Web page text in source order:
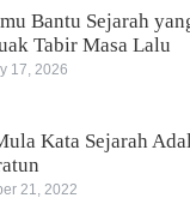
Bantu Sejarah
Tabir Masa Lalu
17, 2026
Kata Sejarah
21, 2022